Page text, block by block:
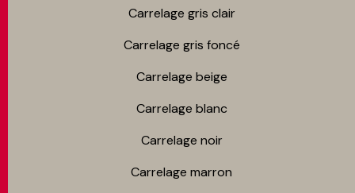
Carrelage gris clair
Carrelage gris foncé
Carrelage beige
Carrelage blanc
Carrelage noir
Carrelage marron